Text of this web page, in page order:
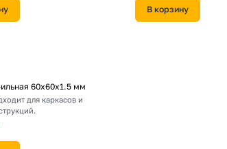
В корзину
60х60х1.5 мм
для каркасов и